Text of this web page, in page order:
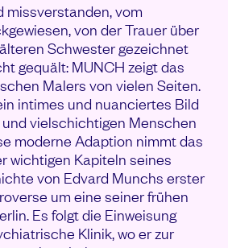
missverstanden, vom
von der Trauer über
Schwester gezeichnet
gequält: MUNCH zeigt das
Malers von vielen Seiten.
intimes und nuanciertes Bild
vielschichtigen Menschen
moderne Adaption nimmt das
wichtigen Kapiteln seines
von Edvard Munchs erster
um eine seiner frühen
Es folgt die Einweisung
Klinik, wo er zur